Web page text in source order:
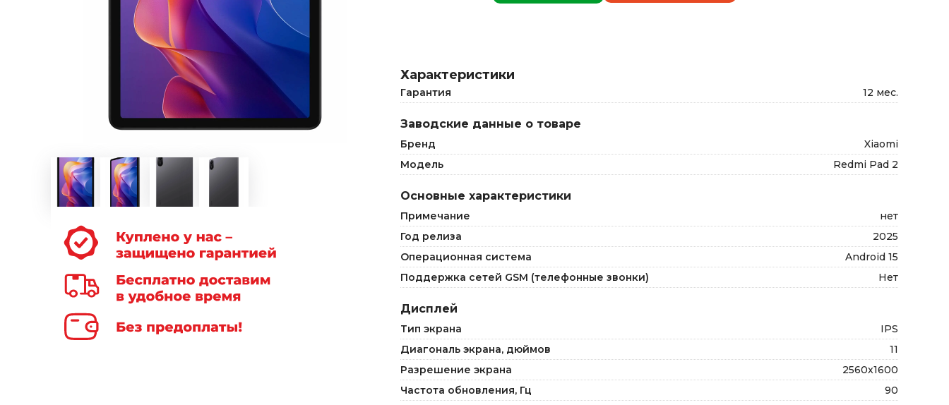
Характеристики
Гарантия 12 мес.
Заводские данные о товаре
Бренд
Xiaomi
Модель
Redmi Pad 2
Основные характеристики
Примечание
нет
Год релиза
2025
Операционная система
Android 15
Поддержка сетей GSM (телефонные звонки)
Нет
Дисплей
Тип экрана
IPS
Диагональ экрана, дюймов
11
Разрешение экрана
2560x1600
Частота обновления, Гц
90